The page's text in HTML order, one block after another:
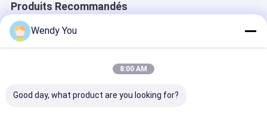
Produits Recommandés
Wendy You
8:00 AM
Good day, what product are you looking for?